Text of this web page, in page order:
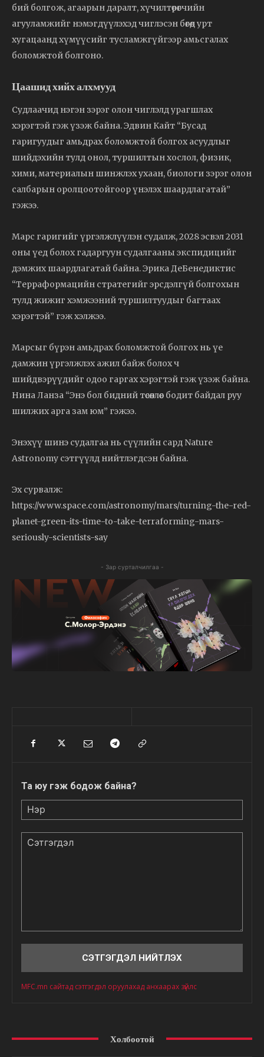
бий болгож, агаарын даралт, хүчилтөрөгчийн
агууламжийг нэмэгдүүлэхэд чиглэсэн бөгөөд урт
хугацаанд хүмүүсийг тусламжгүйгээр амьсгалах
боломжтой болгоно.
Цаашид хийх алхмууд
Судлаачид нэгэн зэрэг олон чиглэлд урагшлах
хэрэгтэй гэж үзэж байна. Эдвин Кайт “Бусад
гаригуудыг амьдрах боломжтой болгох асуудлыг
шийдэхийн тулд онол, туршилтын хослол, физик,
хими, материалын шинжлэх ухаан, биологи зэрэг олон
салбарын оролцоотойгоор үнэлэх шаардлагатай”
гэжээ.
Марс гаригийг үргэлжлүүлэн судалж, 2028 эсвэл 2031
оны үед болох гадаргуун судалгааны экспидицийг
дэмжих шаардлагатай байна. Эрика ДеБенедиктис
“Терраформацийн стратегийг эрсдэлгүй болгохын
тулд жижиг хэмжээний туршилтуудыг багтаах
хэрэгтэй” гэж хэлжээ.
Марсыг бүрэн амьдрах боломжтой болгох нь үе
дамжин үргэлжлэх ажил байж болох ч
шийдвэрүүдийг одоо гаргах хэрэгтэй гэж үзэж байна.
Нина Ланза “Энэ бол бидний төсөөллөөс бодит байдал руу
шилжих арга зам юм” гэжээ.
Энэхүү шинэ судалгаа нь сүүлийн сард Nature
Astronomy сэтгүүлд нийтлэгдсэн байна.
Эх сурвалж:
https://www.space.com/astronomy/mars/turning-the-red-
planet-green-its-time-to-take-terraforming-mars-
seriously-scientists-say
- Зар сурталчилгаа -
Та юу гэж бодож байна?
MFC.mn сайтад сэтгэгдэл оруулахад анхаарах зүйлс
Холбоотой